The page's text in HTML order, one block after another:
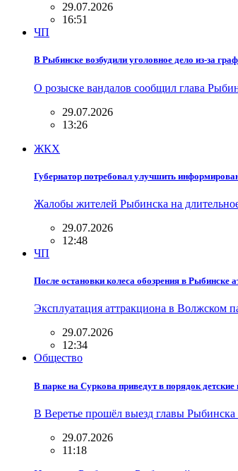
29.07.2026
16:51
ЧП
В Рыбинске возбудили уголовное дело из-за
О розыске вандалов сообщил глава
29.07.2026
13:26
ЖКХ
Губернатор потребовал улучшить
Жалобы жителей Рыбинска на
29.07.2026
12:48
ЧП
После остановки колеса обозрения в Рыбинске
Эксплуатация аттракциона в Волжском
29.07.2026
12:34
Общество
В парке на Суркова приведут в порядок
В Веретье прошёл выезд главы
29.07.2026
11:18